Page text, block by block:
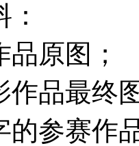
原图；
品最终
参赛作